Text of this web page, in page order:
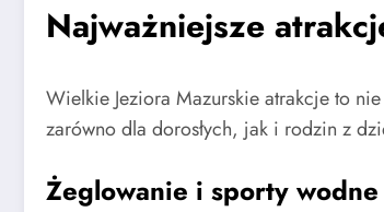
Najważniejsze
Wielkie Jeziora Mazurskie atrakcje to
zarówno dla dorosłych, jak i rodzin z
Żeglowanie i sporty